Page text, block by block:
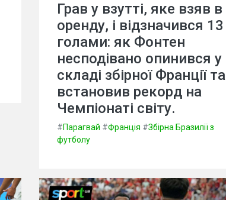
Грав у взутті, яке взяв в
оренду, і відзначився 13
голами: як Фонтен
несподівано опинився у
складі збірної Франції та
встановив рекорд на
Чемпіонаті світу.
#Парагвай #Франція #Збірна Бразилії з
футболу